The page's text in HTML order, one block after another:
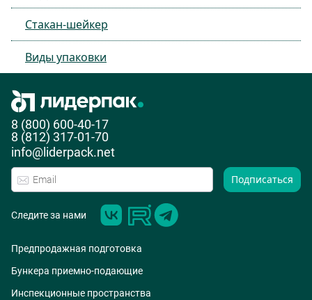
Стакан-шейкер
Виды упаковки
8 (800) 600-40-17
8 (812) 317-01-70
info@liderpack.net
Подписаться
Следите за нами
Предпродажная подготовка
Бункера приемно-подающие
Инспекционные пространства